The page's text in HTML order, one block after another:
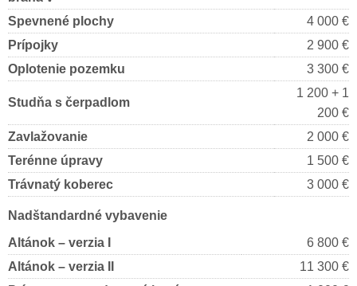
Spevnené plochy
4 000 €
Prípojky
2 900 €
Oplotenie pozemku
3 300 €
Studňa s čerpadlom
1 200 + 1
200 €
Zavlažovanie
2 000 €
Terénne úpravy
1 500 €
Trávnatý koberec
3 000 €
Nadštandardné vybavenie
Altánok – verzia I
6 800 €
Altánok – verzia II
11 300 €